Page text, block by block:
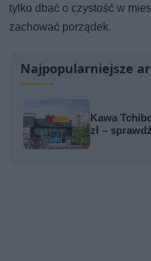
tylko dbać o czystość w
zachować porządek.
Najpopularniejsze
Kawa
zł –